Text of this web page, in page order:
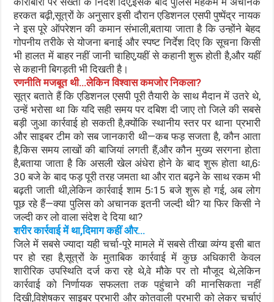
हरकत बढ़ी,सूत्रों के अनुसार इसी दौरान एडिशनल एसपी पुष्पेंद्र नायक
ने इस पूरे ऑपरेशन की कमान संभाली,बताया जाता है कि उन्होंने बेहद
गोपनीय तरीके से योजना बनाई और स्पष्ट निर्देश दिए कि सूचना किसी
भी हालत में बाहर नहीं जानी चाहिए,यहीं से कहानी शुरू होती है,और यहीं
से कहानी बिगड़ती भी दिखती है।
रणनीति मजबूत थी…लेकिन विश्वास कमजोर निकला?
सूत्र बताते हैं कि एडिशनल एसपी पूरी तैयारी के साथ मैदान में उतरे थे,
उन्हें भरोसा था कि यदि सही समय पर दबिश दी जाए तो जिले की सबसे
बड़ी जुआ कार्रवाई हो सकती है,क्योंकि स्थानीय स्तर पर थाना प्रभारी
और साइबर टीम को सब जानकारी थी—कब फड़ सजता है, कौन आता
है,किस समय लाखों की बाजियां लगती हैं,और कौन मुख्य सरगना होता
है,बताया जाता है कि असली खेल अंधेरा होने के बाद शुरू होता था,6ः
30 बजे के बाद फड़ पूरी तरह जमता था और रात बढ़ने के साथ रकम भी
बढ़ती जाती थी,लेकिन कार्रवाई शाम 5ः15 बजे शुरू हो गई, अब लोग
पूछ रहे हैं—क्या पुलिस को अचानक इतनी जल्दी थी? या फिर किसी ने
जल्दी कर लो वाला संदेश दे दिया था?
शरीर कार्रवाई में था,दिमाग कहीं और…
जिले में सबसे ज्यादा यही चर्चा-पूरे मामले में सबसे तीखा व्यंग्य इसी बात
पर हो रहा है,सूत्रों के मुताबिक कार्रवाई में कुछ अधिकारी केवल
शारीरिक उपस्थिति दर्ज करा रहे थे,वे मौके पर तो मौजूद थे,लेकिन
कार्रवाई को निर्णायक सफलता तक पहुंचाने की मानसिकता नहीं
दिखी,विशेषकर साइबर प्रभारी और कोतवाली प्रभारी को लेकर चर्चाएं